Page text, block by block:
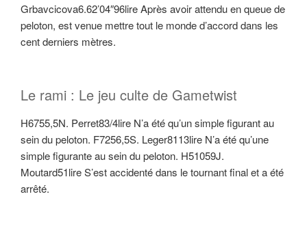
Grbavcicova6.62’04″96lire Après avoir attendu en queue de
peloton, est venue mettre tout le monde d’accord dans les
cent derniers mètres.
Le rami : Le jeu culte de Gametwist
H6755,5N. Perret83/4lire N’a été qu’un simple figurant au
sein du peloton. F7256,5S. Leger8113lire N’a été qu’une
simple figurante au sein du peloton. H51059J.
Moutard51lire S’est accidenté dans le tournant final et a été
arrêté.